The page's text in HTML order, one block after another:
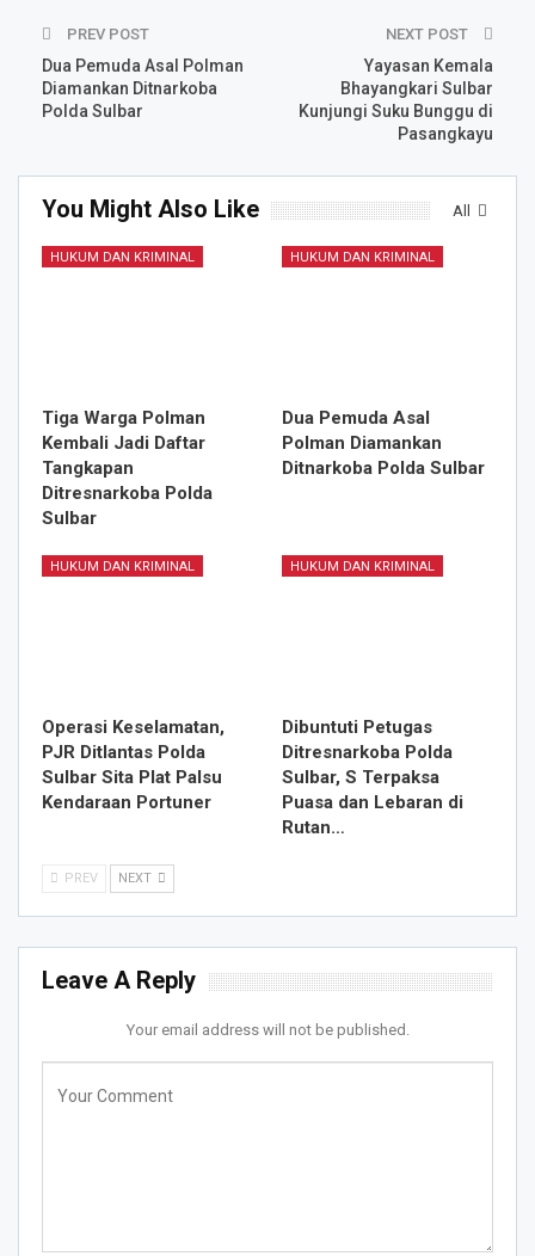
PREV POST
Dua Pemuda Asal Polman
Diamankan Ditnarkoba
Polda Sulbar
NEXT POST
Yayasan Kemala
Bhayangkari Sulbar
Kunjungi Suku Bunggu di
Pasangkayu
All
You Might Also Like
HUKUM DAN KRIMINAL
Tiga Warga Polman
Kembali Jadi Daftar
Tangkapan
Ditresnarkoba Polda
Sulbar
HUKUM DAN KRIMINAL
Dua Pemuda Asal
Polman Diamankan
Ditnarkoba Polda Sulbar
HUKUM DAN KRIMINAL
Operasi Keselamatan,
PJR Ditlantas Polda
Sulbar Sita Plat Palsu
Kendaraan Portuner
HUKUM DAN KRIMINAL
Dibuntuti Petugas
Ditresnarkoba Polda
Sulbar, S Terpaksa
Puasa dan Lebaran di
Rutan…
PREV NEXT
Leave A Reply
Your email address will not be published.